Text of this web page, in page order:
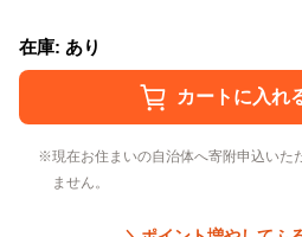
在庫: あり
現在お住まいの自治体へ寄附申込いた
ません。